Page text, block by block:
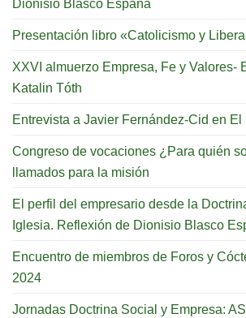
Dionisio Blasco España
Presentación libro «Catolicismo y
XXVI almuerzo Empresa, Fe y Valores-
Katalin Tóth
Entrevista a Javier Fernández-Cid en El
Congreso de vocaciones ¿Para quién
llamados para la misión
El perfil del empresario desde la
Iglesia. Reflexión de Dionisio Blasco
Encuentro de miembros de Foros y
2024
Jornadas Doctrina Social y Empresa: